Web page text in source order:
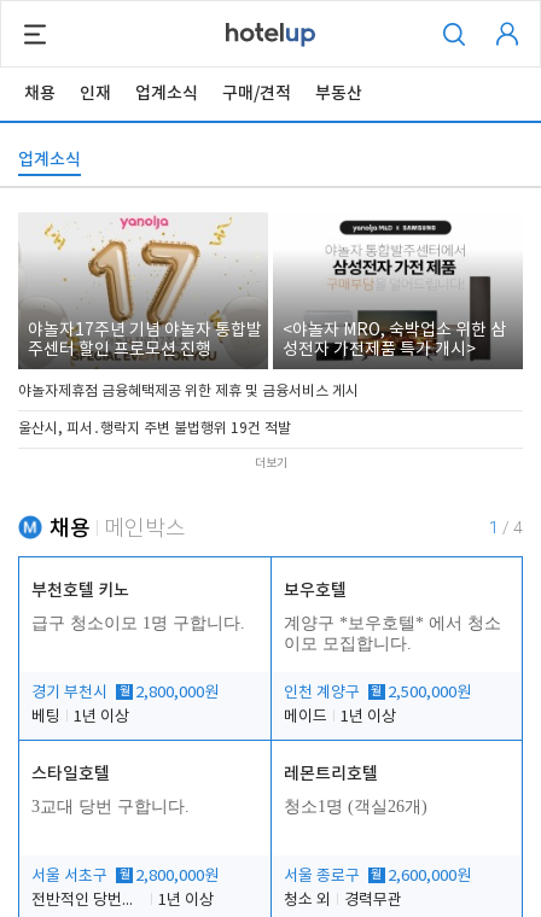
채용 인재 업계소식 구매/견적 부동산
업계소식
야놀자17주년 기념 야놀자 통합발
주센터 할인 프로모션 진행
<야놀자 MRO, 숙박업소 위한 삼
성전자 가전제품 특가 개시>
야놀자제휴점 금융혜택제공 위한 제휴 및 금융서비스 게시
울산시, 피서․행락지 주변 불법행위 19건 적발
더보기
채용 메인박스 1 / 4
부천호텔 키노
급구 청소이모 1명 구합니다.
경기 부천시 월 2,800,000원
베팅
1년 이상
보우호텔
계양구 *보우호텔* 에서 청소
이모 모집합니다.
인천 계양구 월 2,500,000원
메이드
1년 이상
스타일호텔
3교대 당번 구합니다.
서울 서초구 월 2,800,000원
전반적인 당번업무
1년 이상
레몬트리호텔
청소1명 (객실26개)
서울 종로구 월 2,600,000원
청소 외
경력무관